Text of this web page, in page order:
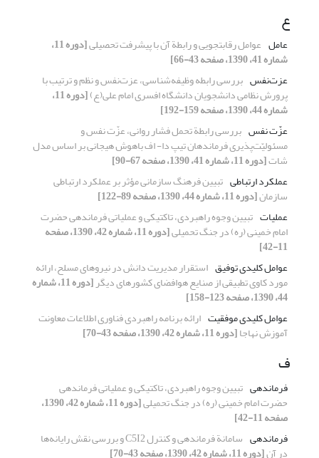
ع
عامل عوامل رقابت‏جویی و رابطة آن با پیشرفت تحصیلی [دوره 11،
شماره 41، 1390، صفحه 43-66]
عزت‌نفس بررسی رابطه وظیفه‌شناسی، عزت‌نفس و نظم ‌و ترتیب با
پرورش نظامی دانشجویان دانشگاه افسری امام علی(ع) [دوره 11،
شماره 44، 1390، صفحه 159-192]
عزّت نفس بررسی رابطة تحمل فشار روانی، عزّت نفس و
مسئولیّت‌پذیری فرماندهان تیپ دا- اف با‌هوش هیجانی بر اساس مدل
شات[دوره 11، شماره 41، 1390، صفحه 67-90]
عملکرد ارتباطی تبیین فرهنگ سازمانی مؤثر بر عملکرد ارتباطی
سازمان[دوره 11، شماره 44، 1390، صفحه 89-122]
عملیات تبیین وجوه راهبردی، تاکتیکی و عملیاتی فرماندهی حضرت
امام خمینی (ره) در جنگ تحمیلی [دوره 11، شماره 42، 1390، صفحه
11-42]
عوامل کلیدی توفیق استقرار مدیریت دانش در نیروهای مسلح، ارائه
مورد کاوی تطبیقی از صنایع هوافضای کشورهای دیگر [دوره 11، شماره
44، 1390، صفحه 123-158]
عوامل کلیدی موفقیت ارائه برنامه راهبردی فناوری اطلاعات معاونت
آموزش نهاجا[دوره 11، شماره 42، 1390، صفحه 43-70]
ف
فرماندهی تبیین وجوه راهبردی، تاکتیکی و عملیاتی فرماندهی
حضرت امام خمینی (ره) در جنگ تحمیلی [دوره 11، شماره 42، 1390،
صفحه 11-42]
فرماندهی
سامانة فرماندهی و کنترل C5I2 و بررسی نقش رایانه‌ها
در آن[دوره 11، شماره 42، 1390، صفحه 43-70]